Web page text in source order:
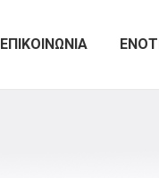
ΕΠΙΚΟΙΝΩΝΙΑ